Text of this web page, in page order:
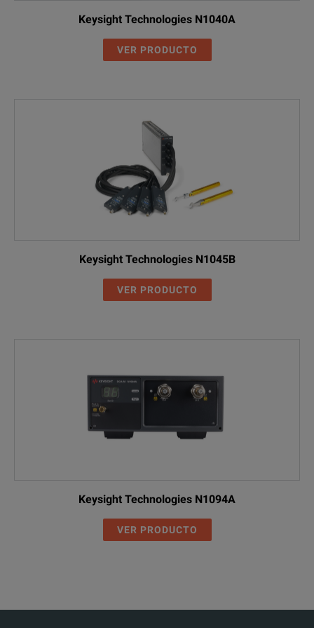
Keysight Technologies N1040A
VER PRODUCTO
Keysight Technologies N1045B
VER PRODUCTO
Keysight Technologies N1094A
VER PRODUCTO